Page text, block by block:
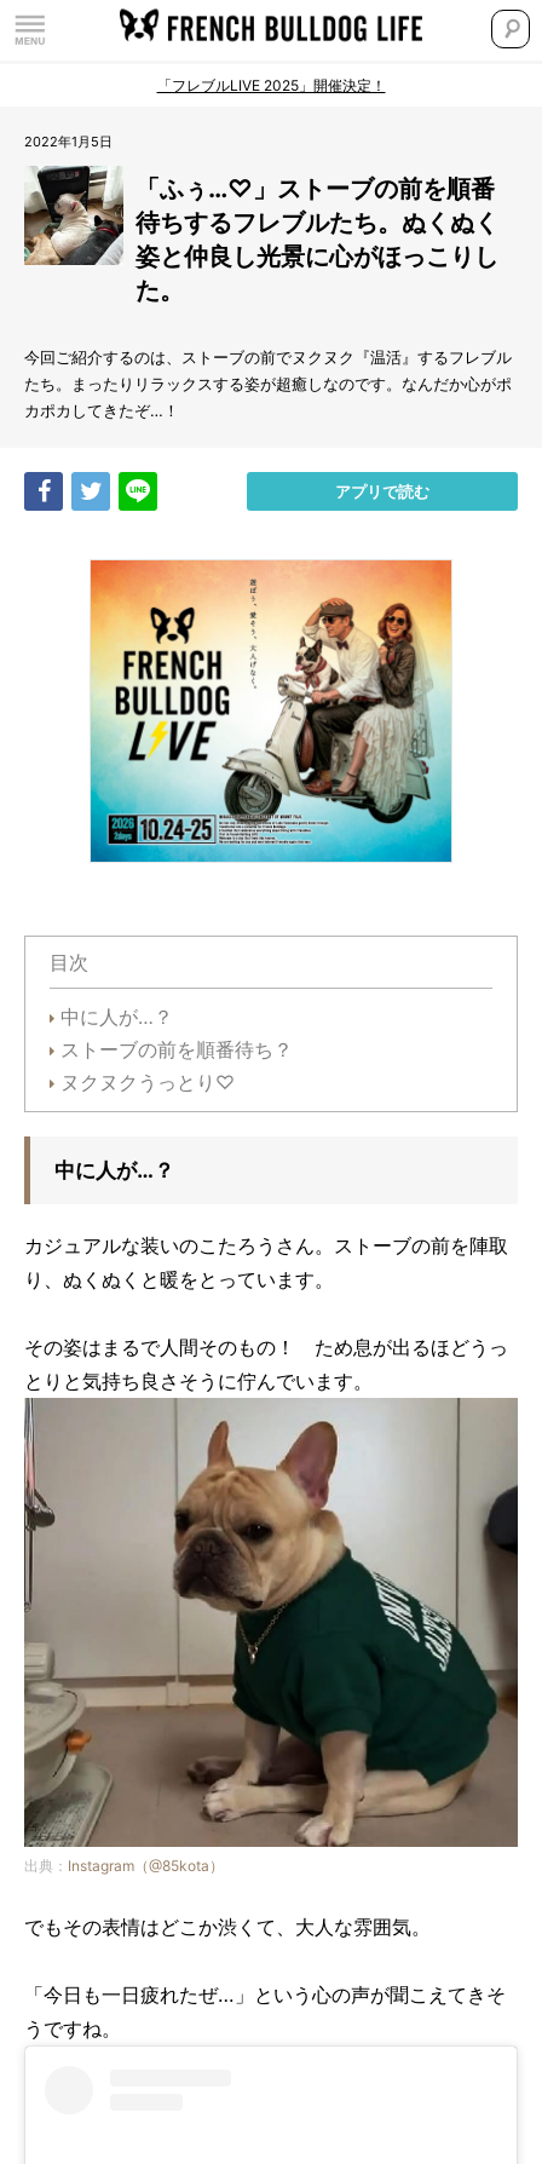
「フレブルLIVE 2025」開催決定！
2022年1月5日
「ふぅ…♡」ストーブの前を順番
待ちするフレブルたち。ぬくぬく
姿と仲良し光景に心がほっこりし
た。
今回ご紹介するのは、ストーブの前でヌクヌク『温活』するフレブル
たち。まったりリラックスする姿が超癒しなのです。なんだか心がポ
カポカしてきたぞ…！
Share Tweet アプリで読む
目次
中に人が…？
ストーブの前を順番待ち？
ヌクヌクうっとり♡
中に人が…？
カジュアルな装いのこたろうさん。ストーブの前を陣取
り、ぬくぬくと暖をとっています。
その姿はまるで人間そのもの！ ため息が出るほどうっ
とりと気持ち良さそうに佇んでいます。
出典： Instagram（@85kota）
でもその表情はどこか渋くて、大人な雰囲気。
「今日も一日疲れたぜ…」という心の声が聞こえてきそ
うですね。